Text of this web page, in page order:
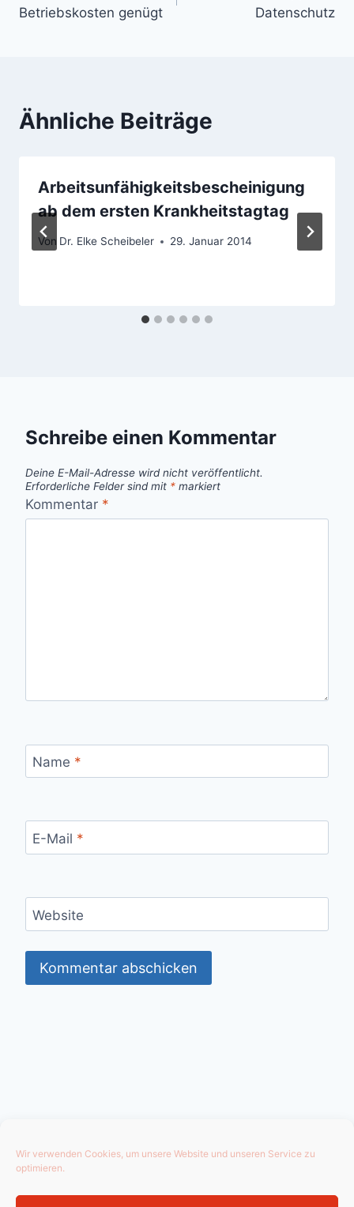
Wir verwenden Cookies, um unsere Website und unseren Service zu
optimieren.
Betriebskosten genügt
Datenschutz
Ähnliche Beiträge
Arbeitsunfähigkeitsbescheinigung
ab dem ersten Krankheitstagtag
Von Dr. Elke Scheibeler 29. Januar 2014
Schreibe einen Kommentar
Deine E-Mail-Adresse wird nicht veröffentlicht.
Erforderliche Felder sind mit * markiert
Kommentar *
Name *
E-Mail *
Website